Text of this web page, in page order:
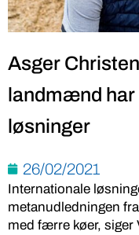
Asger
landmænd
løsninger
26/02/2021
Internationale
metanudledningen
med færre køer, siger